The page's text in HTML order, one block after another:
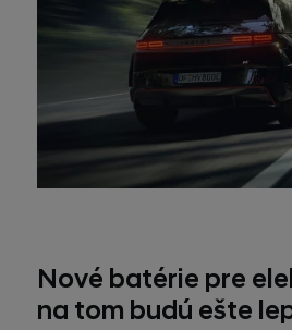
Nové batérie pre
na tom budú ešte